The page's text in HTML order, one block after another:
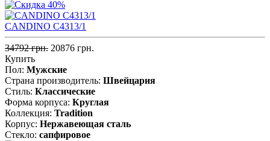
CANDINO C4313/1
34792 грн. 20876 грн.
Купить
Пол: Мужские
Страна производитель: Швейцария
Стиль: Классические
Форма корпуса: Круглая
Коллекция: Tradition
Корпус: Нержавеющая cталь
Стекло: сапфировое